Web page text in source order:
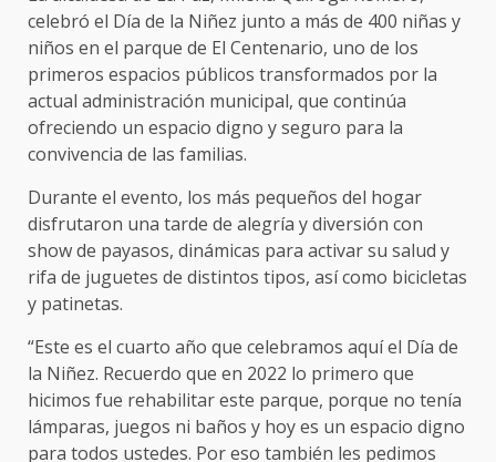
celebró el Día de la Niñez junto a más de 400 niñas y
niños en el parque de El Centenario, uno de los
primeros espacios públicos transformados por la
actual administración municipal, que continúa
ofreciendo un espacio digno y seguro para la
convivencia de las familias.
Durante el evento, los más pequeños del hogar
disfrutaron una tarde de alegría y diversión con
show de payasos, dinámicas para activar su salud y
rifa de juguetes de distintos tipos, así como bicicletas
y patinetas.
“Este es el cuarto año que celebramos aquí el Día de
la Niñez. Recuerdo que en 2022 lo primero que
hicimos fue rehabilitar este parque, porque no tenía
lámparas, juegos ni baños y hoy es un espacio digno
para todos ustedes. Por eso también les pedimos